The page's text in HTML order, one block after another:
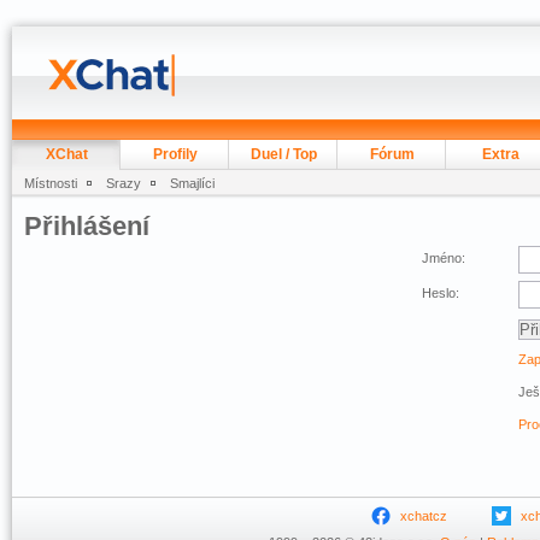
XChat Profily Duel / Top Fórum Extra
Místnosti Srazy Smajlíci
Přihlášení
Jméno:
Heslo:
xchatcz